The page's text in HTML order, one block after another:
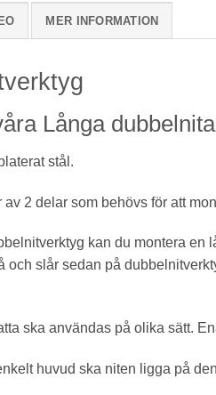
MER INFORMATION
Långa
stål.
av 2 delar som behövs för att
kan du montera
och slår sedan på
ska användas på olika sätt.
huvud ska niten ligga på